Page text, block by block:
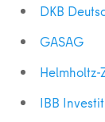
DKB
GASAG
Helmholtz-
IBB